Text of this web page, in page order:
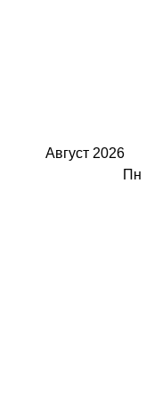
Август 2026
Пн